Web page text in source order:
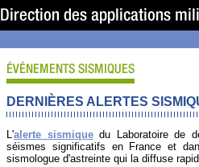
DERNIÈRES ALERTES
L'alerte sismiquedu Laboratoire de
séismes significatifs en France et
sismologue d'astreinte qui la diffuse